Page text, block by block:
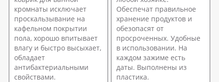
кромнаты исключает
проскальзывание на
кафельном покрытии
пола, хорошо впитывает
влагу и быстро высыхает,
обладает
антибактериальными
свойствами.
Обеспечат правильное
хранение продуктов и
обезопасят от
просроченных. Удобные
в использовании. На
каждом зажиме есть
даты. Выполнены из
пластика.